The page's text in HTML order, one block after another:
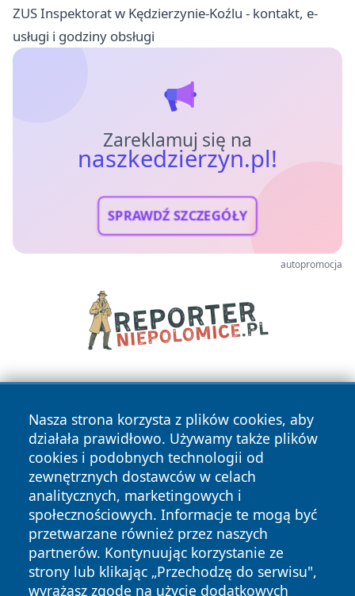
ZUS Inspektorat w Kędzierzynie-Koźlu - kontakt, e-
usługi i godziny obsługi
Zareklamuj się na
naszkedzierzyn.pl!
SPRAWDŹ SZCZEGÓŁY
autopromocja
Nasza strona korzysta z plików cookies, aby
działała prawidłowo. Używamy także plików
cookies i podobnych technologii od
zewnętrznych dostawców w celach
analitycznych, marketingowych i
społecznościowych. Informacje te mogą być
przetwarzane również przez naszych
partnerów. Kontynuując korzystanie ze
strony lub klikając „Przechodzę do serwisu",
wyrażasz zgodę na użycie dodatkowych
Copyright © 2026 naszkedzierzyn.pl Wszystkie prawa
zastrzeżone.
News Autorzy
Polityka
Prywatności
Polityka
Cookies